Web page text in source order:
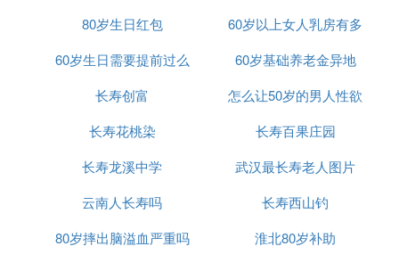
一条绿色的直筒裙或伞裙，搭配干净的白衬衫或白te
e，气质简约清新，减龄效果满分。
1. 绣花桑蚕丝连衣裙
清新的薄荷绿色系，非常适合夏天，蕾丝刺绣精致小
巧，展现这个年纪女性的魅力，裙子的材质是真丝面
料的，贵气大方，非常好看。
40-50岁的女人别再穿简单的T恤了，试试这种中国风
的气质美裙，淡绿色的色系，加上一些典雅的中国风
80岁生日红包
60岁以上女人乳房有多
大
60岁生日需要提前过么
60岁基础养老金异地
长寿创富
怎么让50岁的男人性欲
长寿花桃染
长寿百果庄园
长寿龙溪中学
武汉最长寿老人图片
云南人长寿吗
长寿西山钓
80岁摔出脑溢血严重吗
淮北80岁补助